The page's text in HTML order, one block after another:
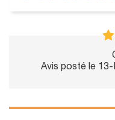
Avis posté le